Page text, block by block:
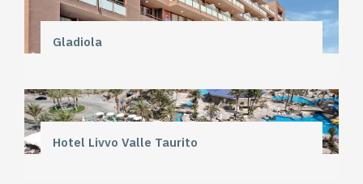
Gladiola
Hotel Livvo Valle Taurito